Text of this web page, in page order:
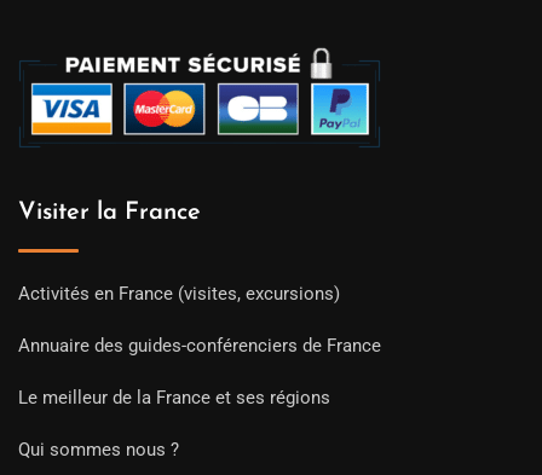
Visiter la France
Activités en France (visites, excursions)
Annuaire des guides-conférenciers de France
Le meilleur de la France et ses régions
Qui sommes nous ?